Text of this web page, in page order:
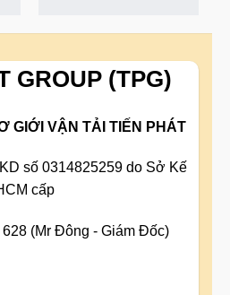
GROUP (TPG)
GIỚI VẬN TẢI TIẾN PHÁT
số 0314825259 do Sở Kế
cấp
(Mr Đông - Giám Đốc)